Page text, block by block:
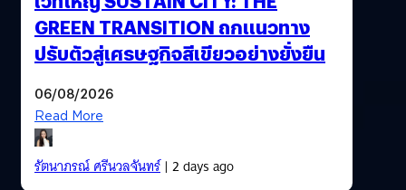
GREEN TRANSITION ถกแนวทาง
ปรับตัวสู่เศรษฐกิจสีเขียวอย่างยั่งยืน
06/08/2026
Read More
รัตนาภรณ์ ศรีนวลจันทร์| 2 days ago